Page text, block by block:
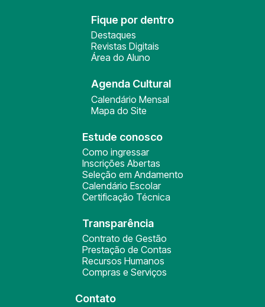
Fique por dentro
Destaques
Revistas Digitais
Área do Aluno
Agenda Cultural
Calendário Mensal
Mapa do Site
Estude conosco
Como ingressar
Inscrições Abertas
Seleção em Andamento
Calendário Escolar
Certificação Técnica
Transparência
Contrato de Gestão
Prestação de Contas
Recursos Humanos
Compras e Serviços
Contato